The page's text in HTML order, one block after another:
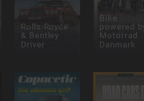
Rolls-Royce
& Bentley
Driver
Bike
powered
Motorrad
Danmark